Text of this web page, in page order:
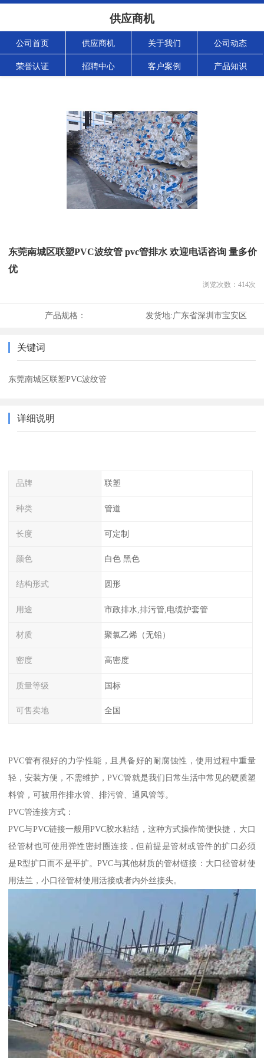
供应商机
公司首页 供应商机 关于我们 公司动态
荣誉认证 招聘中心 客户案例 产品知识
东莞南城区联塑PVC波纹管 pvc管排水 欢迎电话咨询 量多价
优
浏览次数： 414次
产品规格： 发货地:广东省深圳市宝安区
关键词
东莞南城区联塑PVC波纹管
详细说明
品牌 联塑
种类 管道
长度 可定制
颜色 白色 黑色
结构形式 圆形
用途 市政排水,排污管,电缆护套管
材质 聚氯乙烯（无铅）
密度 高密度
质量等级 国标
可售卖地 全国
PVC管有很好的力学性能，且具备好的耐腐蚀性，使用过程中重量
轻，安装方便，不需维护，PVC管就是我们日常生活中常见的硬质塑
料管，可被用作排水管、排污管、通风管等。
PVC管连接方式：
PVC与PVC链接一般用PVC胶水粘结，这种方式操作简便快捷，大口
径管材也可使用弹性密封圈连接，但前提是管材或管件的扩口必须
是R型扩口而不是平扩。PVC与其他材质的管材链接：大口径管材使
用法兰，小口径管材使用活接或者内外丝接头。